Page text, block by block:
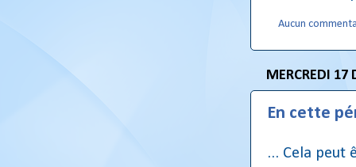
Aucun
MERCREDI 17
En cette
... Cela peut